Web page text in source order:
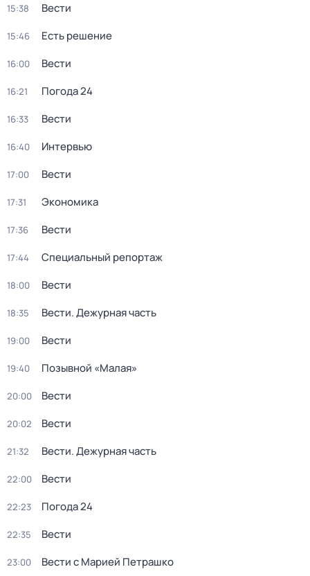
15:38 Вести
15:46 Есть решение
16:00 Вести
16:21 Погода 24
16:33 Вести
16:40 Интервью
17:00 Вести
17:31 Экономика
17:36 Вести
17:44 Специальный репортаж
18:00 Вести
18:35 Вести. Дежурная часть
19:00 Вести
19:40 Позывной «Малая»
20:00 Вести
20:02 Вести
21:32 Вести. Дежурная часть
22:00 Вести
22:23 Погода 24
22:35 Вести
23:00 Вести с Марией Петрашко